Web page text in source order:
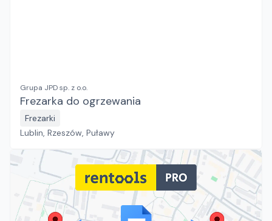
Grupa JPD sp. z o.o.
Frezarka do ogrzewania
Frezarki
Lublin, Rzeszów, Puławy